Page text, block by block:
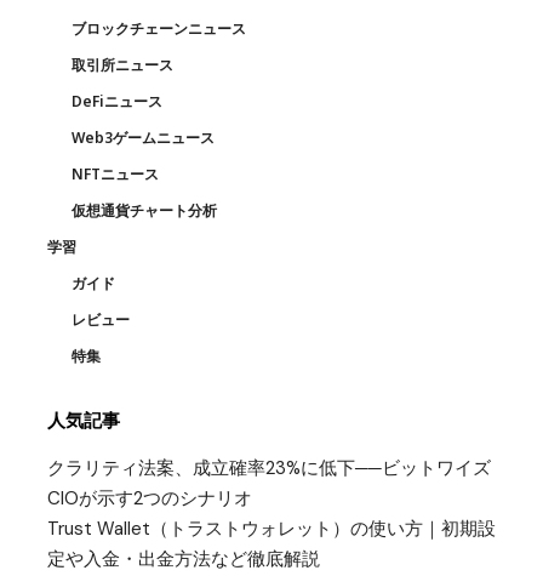
ブロックチェーンニュース
取引所ニュース
DeFiニュース
Web3ゲームニュース
NFTニュース
仮想通貨チャート分析
学習
ガイド
レビュー
特集
人気記事
クラリティ法案、成立確率23%に低下──ビットワイズ
CIOが示す2つのシナリオ
Trust Wallet（トラストウォレット）の使い方｜初期設
定や入金・出金方法など徹底解説